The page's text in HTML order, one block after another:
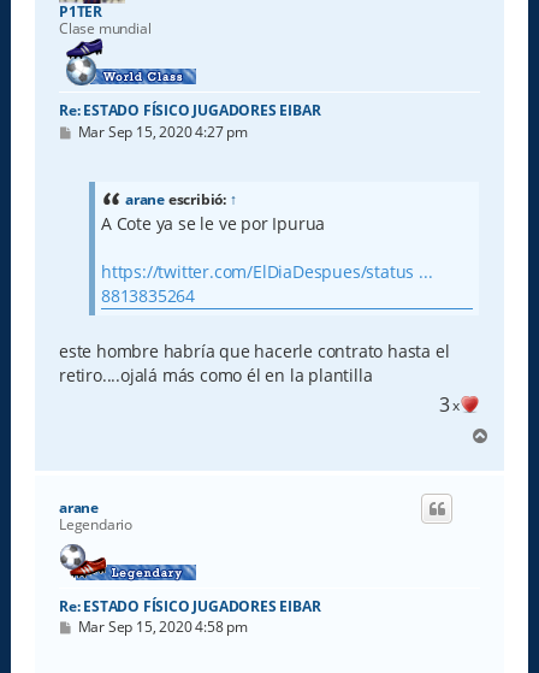
P1TER
Clase mundial
Re: ESTADO FÍSICO JUGADORES EIBAR
M
Mar Sep 15, 2020 4:27 pm
araneescribió: ↑
A Cote ya se le ve por Ipurua
https://twitter.com/ElDiaDespues/status ...
8813835264
este hombre habría que hacerle contrato hasta el
retiro....ojalá más como él en la plantilla
3x
r
arane
Legendario
Re: ESTADO FÍSICO JUGADORES EIBAR
M
Mar Sep 15, 2020 4:58 pm